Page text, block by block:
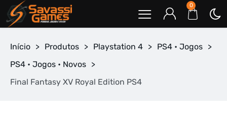
0
Início > Produtos > Playstation 4 > PS4 • Jogos >
PS4 • Jogos • Novos >
Final Fantasy XV Royal Edition PS4